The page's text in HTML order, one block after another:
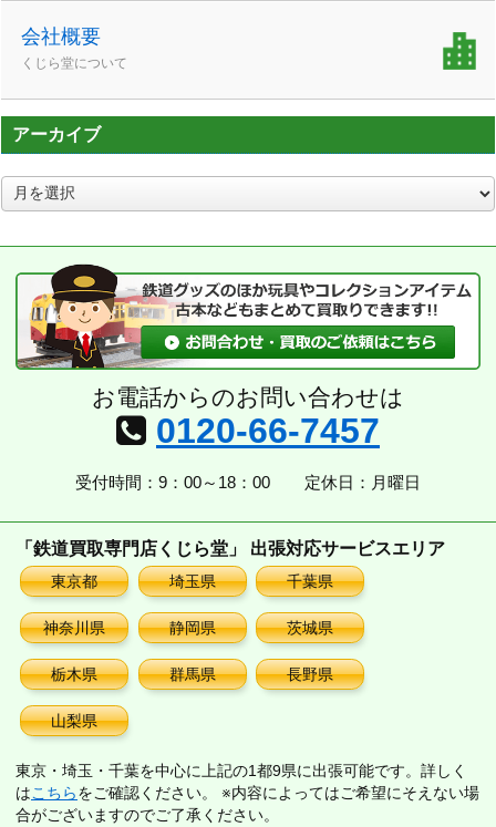
会社概要
くじら堂について
アーカイブ
ア
ー
ブ
お電話からのお問い合わせは
0120-66-7457
受付時間：9：00～18：00 定休日：月曜日
「鉄道買取専門店くじら堂」 出張対応サービスエリア
東京都 埼玉県 千葉県
神奈川県 静岡県 茨城県
栃木県 群馬県 長野県
山梨県
東京・埼玉・千葉を中心に上記の1都9県に出張可能です。詳しく
はこちらをご確認ください。 ※内容によってはご希望にそえない場
合がございますのでご了承ください。